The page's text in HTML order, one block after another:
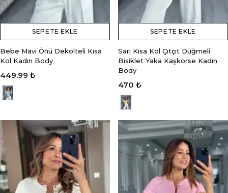
SEPETE EKLE
Bebe Mavi Önü Dekolteli Kısa
Kol Kadın Body
449.99 ₺
SEPETE EKLE
Sarı Kısa Kol Çıtçıt Düğmeli
Bisiklet Yaka Kaşkorse Kadın
Body
470 ₺